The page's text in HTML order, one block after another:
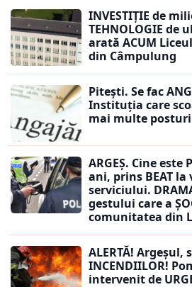
INVESTIȚIE de
TEHNOLOGIE de
arată ACUM
din Câmpulung
Pitești. Se fac
Instituția care
mai multe
ARGEȘ. Cine este
ani, prins BEAT
serviciului.
gestului care a
comunitatea din
ALERTĂ! Argeșul,
INCENDIILOR!
intervenit de